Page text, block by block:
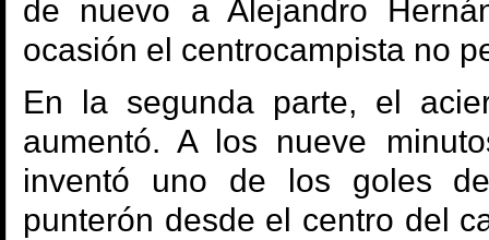
de nuevo a Alejandro
ocasión el centrocampista no
En la segunda parte, el
aumentó. A los nueve
inventó uno de los goles
punterón desde el centro del